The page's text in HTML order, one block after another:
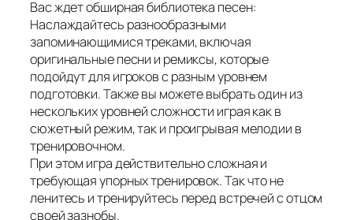
Вас ждет обширная библиотека песен:
Наслаждайтесь разнообразными
запоминающимися треками, включая
оригинальные песни и ремиксы, которые
подойдут для игроков с разным уровнем
подготовки. Также вы можете выбрать один из
нескольких уровней сложности играя как в
сюжетный режим, так и проигрывая мелодии в
тренировочном.
При этом игра действительно сложная и
требующая упорных тренировок. Так что не
ленитесь и тренируйтесь перед встречей с отцом
своей зазнобы.